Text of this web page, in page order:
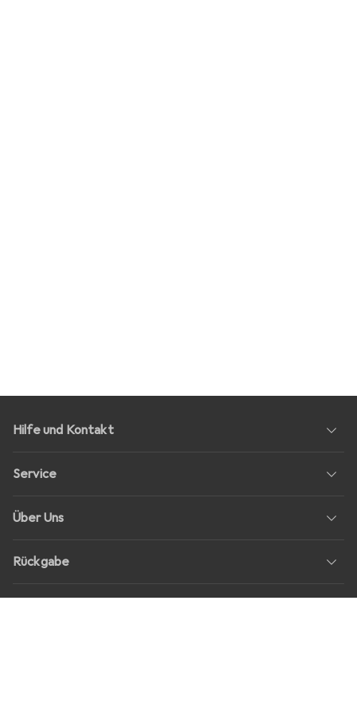
Hilfe und Kontakt
Service
Über Uns
Rückgabe